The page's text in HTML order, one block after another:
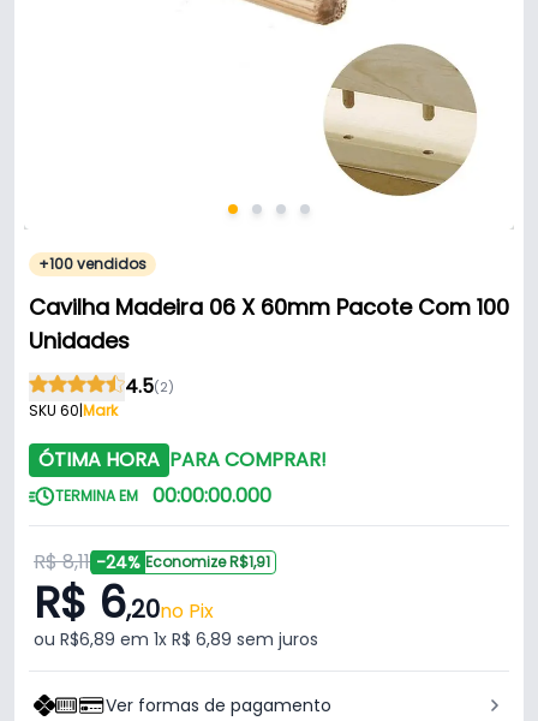
+100 vendidos
Cavilha Madeira 06 X 60mm Pacote Com 100
Unidades
4.5(2)
SKU 60|Mark
ÓTIMA HORA PARA COMPRAR!
TERMINA EM 00:00:00.000
R$ 8,11 -24% Economize R$1,91
R$ 6,20no Pix
ou R$6,89 em 1x R$ 6,89 sem juros
Ver formas de pagamento